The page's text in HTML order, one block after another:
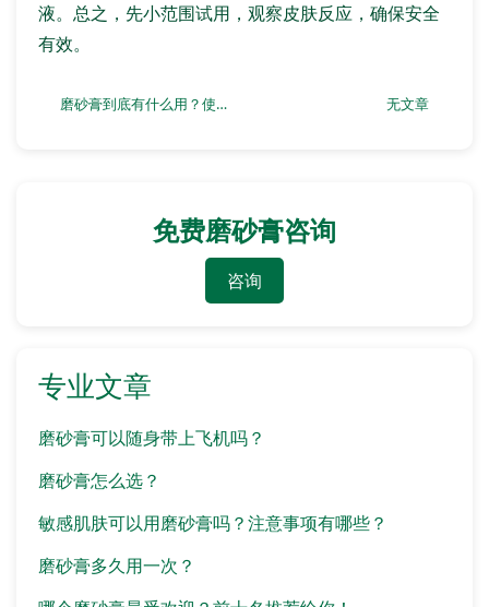
液。总之，先小范围试用，观察皮肤反应，确保安全
有效。
磨砂膏到底有什么用？使用后会有什么变化？ 无文章
免费磨砂膏咨询
咨询
专业文章
磨砂膏可以随身带上飞机吗？
磨砂膏怎么选？
敏感肌肤可以用磨砂膏吗？注意事项有哪些？
磨砂膏多久用一次？